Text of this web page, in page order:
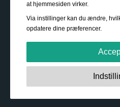
at hjemmesiden virker.
Via instillinger kan du ændre,
opdatere dine præferencer.
Strengt nødvendige:
Disse
sikre grundlæggende